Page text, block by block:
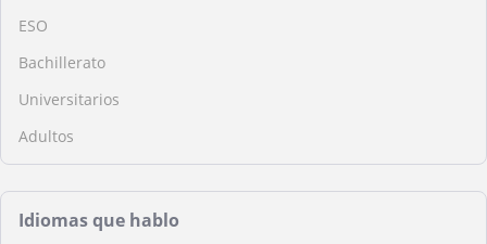
ESO
Bachillerato
Universitarios
Adultos
Idiomas que hablo